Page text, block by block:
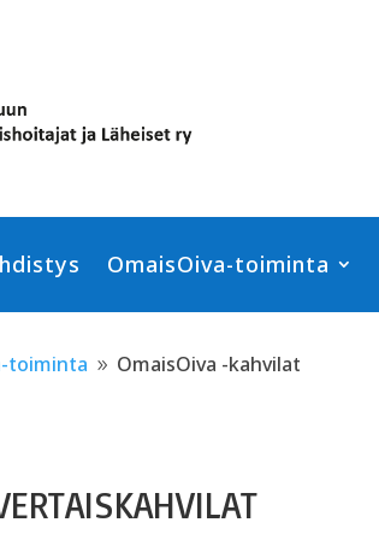
OmaisOiva-toiminta
toiminta 9 OmaisOiva -kahvilat